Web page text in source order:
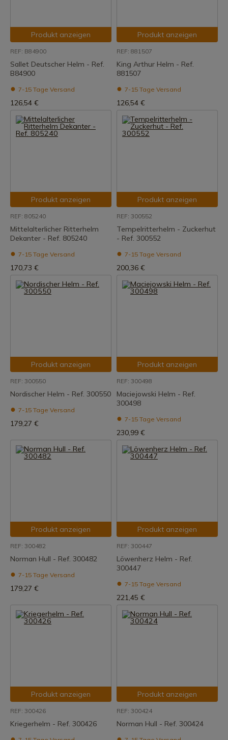
Produkt anzeigen
REF: B84900
Sallet Deutscher Helm - Ref.
B84900
7-15 Tage Versand
126,54 €
Produkt anzeigen
REF: 881507
King Arthur Helm - Ref.
881507
7-15 Tage Versand
126,54 €
Produkt anzeigen
REF: 805240
Mittelalterlicher Ritterhelm
Dekanter - Ref. 805240
7-15 Tage Versand
170,73 €
Produkt anzeigen
REF: 300552
Tempelritterhelm - Zuckerhut
- Ref. 300552
7-15 Tage Versand
200,36 €
Produkt anzeigen
REF: 300550
Nordischer Helm - Ref. 300550
7-15 Tage Versand
179,27 €
Produkt anzeigen
REF: 300498
Maciejowski Helm - Ref.
300498
7-15 Tage Versand
230,99 €
Produkt anzeigen
REF: 300482
Norman Hull - Ref. 300482
7-15 Tage Versand
179,27 €
Produkt anzeigen
REF: 300447
Löwenherz Helm - Ref.
300447
7-15 Tage Versand
221,45 €
Produkt anzeigen
REF: 300426
Kriegerhelm - Ref. 300426
Produkt anzeigen
REF: 300424
Norman Hull - Ref. 300424